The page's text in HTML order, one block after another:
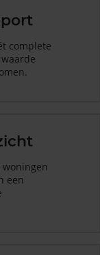
complete
woningen
een